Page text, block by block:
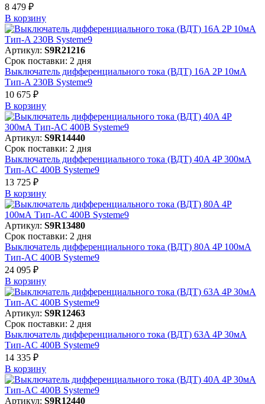
8 479 ₽
В корзинy
Артикул: S9R21216
Срок поставки: 2 дня
Выключатель дифференциального тока (ВДТ) 16A 2P 10мА
Тип-A 230В Systeme9
10 675 ₽
В корзинy
Артикул: S9R14440
Срок поставки: 2 дня
Выключатель дифференциального тока (ВДТ) 40A 4P 300мА
Тип-AC 400В Systeme9
13 725 ₽
В корзинy
Артикул: S9R13480
Срок поставки: 2 дня
Выключатель дифференциального тока (ВДТ) 80A 4P 100мА
Тип-AC 400В Systeme9
24 095 ₽
В корзинy
Артикул: S9R12463
Срок поставки: 2 дня
Выключатель дифференциального тока (ВДТ) 63A 4P 30мА
Тип-AC 400В Systeme9
14 335 ₽
В корзинy
Артикул: S9R12440